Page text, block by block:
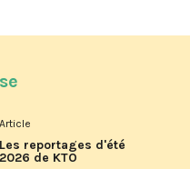
Article
Les reportages d'été
2026 de KTO